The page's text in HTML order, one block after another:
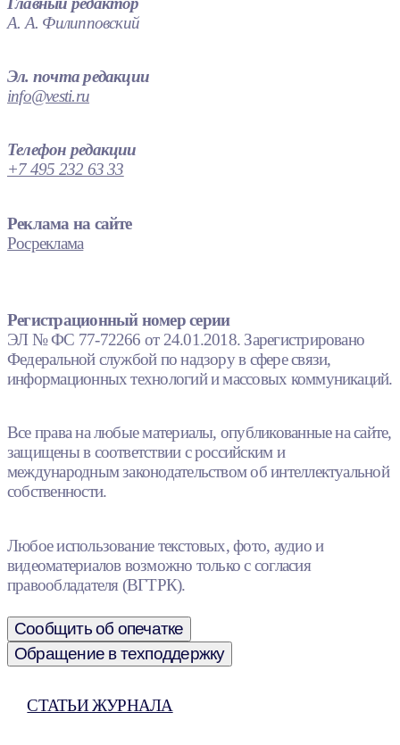
А. А. Филипповский
Эл. почта редакции
info@vesti.ru
Телефон редакции
+7 495 232 63 33
Реклама на сайте
Росреклама
Регистрационный номер серии
ЭЛ № ФС 77-72266 от 24.01.2018. Зарегистрировано
Федеральной службой по надзору в сфере связи,
информационных технологий и массовых коммуникаций.
Все права на любые материалы, опубликованные на сайте,
защищены в соответствии с российским и
международным законодательством об интеллектуальной
собственности.
Любое использование текстовых, фото, аудио и
видеоматериалов возможно только с согласия
правообладателя (ВГТРК).
Сообщить об опечатке
Обращение в техподдержку
СТАТЬИ ЖУРНАЛА